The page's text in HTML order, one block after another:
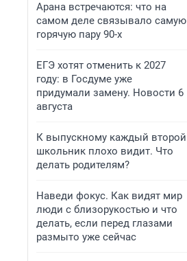
Арана встречаются: что на
самом деле связывало самую
горячую пару 90-х
ЕГЭ хотят отменить к 2027
году: в Госдуме уже
придумали замену. Новости 6
августа
К выпускному каждый второй
школьник плохо видит. Что
делать родителям?
Наведи фокус. Как видят мир
люди с близорукостью и что
делать, если перед глазами
размыто уже сейчас